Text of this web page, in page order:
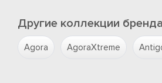
Другие коллекции
Agora AgoraXtreme